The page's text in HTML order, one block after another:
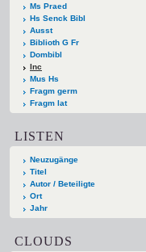
Ms Praed
Hs Senck Bibl
Ausst
Biblioth G Fr
Dombibl
Inc
Mus Hs
Fragm germ
Fragm lat
LISTEN
Neuzugänge
Titel
Autor / Beteiligte
Ort
Jahr
CLOUDS